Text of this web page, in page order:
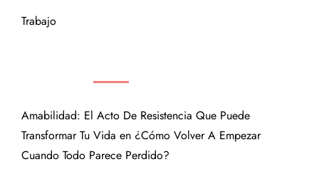
Trabajo
Amabilidad: El Acto De Resistencia Que Puede
Transformar Tu Vida en ¿Cómo Volver A Empezar
Cuando Todo Parece Perdido?